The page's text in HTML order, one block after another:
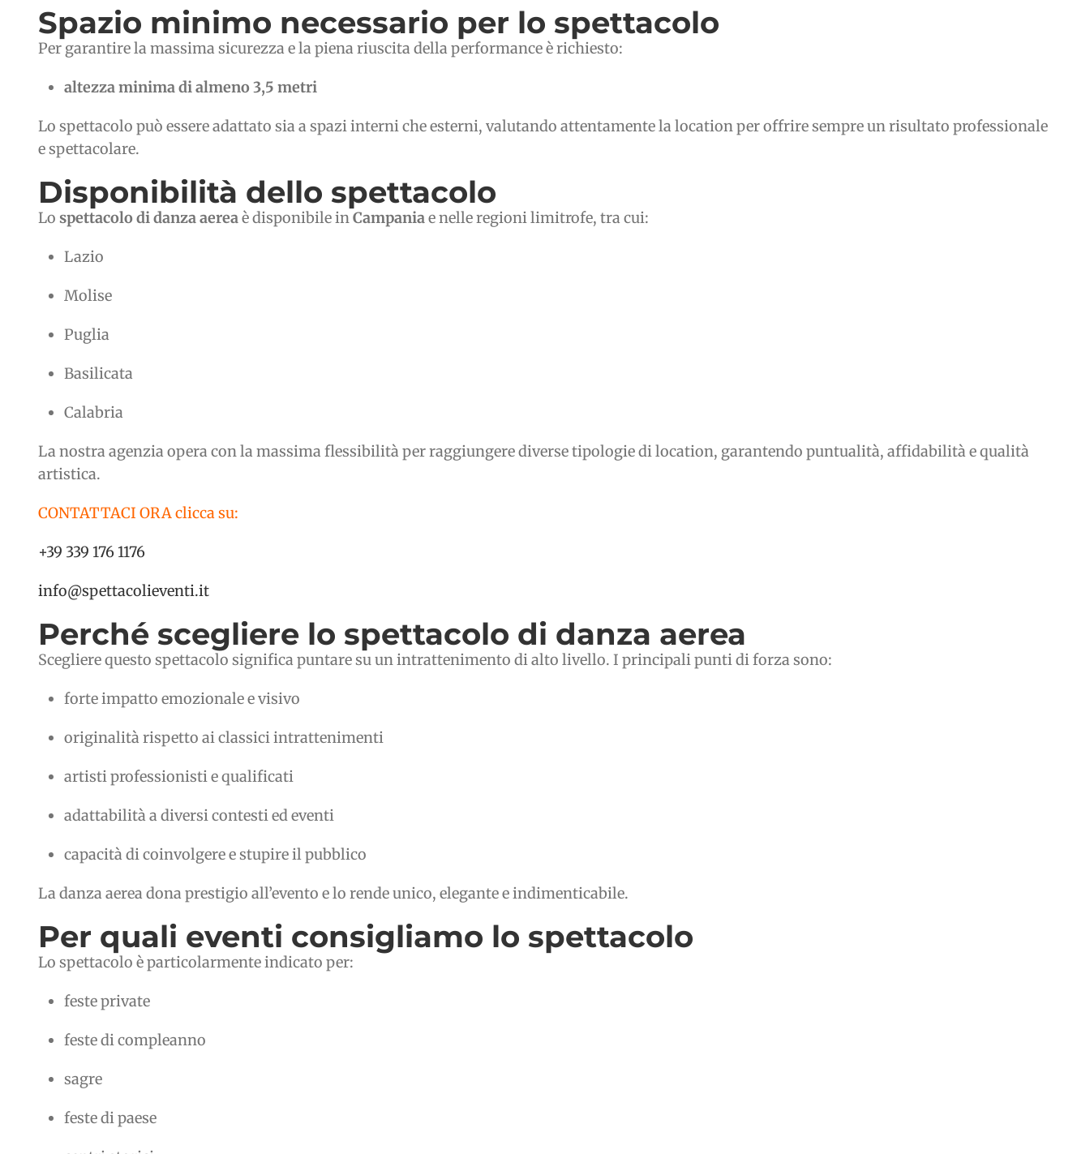
Spazio minimo necessario per lo spettacolo
Per garantire la massima sicurezza e la piena riuscita della performance è richiesto:
altezza minima di almeno 3,5 metri
Lo spettacolo può essere adattato sia a spazi interni che esterni, valutando attentamente la location per offrire sempre un risultato professionale
e spettacolare.
Disponibilità dello spettacolo
Lo spettacolo di danza aereaè disponibile inCampaniae nelle regioni limitrofe, tra cui:
Lazio
Molise
Puglia
Basilicata
Calabria
La nostra agenzia opera con la massima flessibilità per raggiungere diverse tipologie di location, garantendo puntualità, affidabilità e qualità
artistica.
CONTATTACI ORA clicca su:
+39 339 176 1176
info@spettacolieventi.it
Perché scegliere lo spettacolo di danza aerea
Scegliere questo spettacolo significa puntare su un intrattenimento di alto livello. I principali punti di forza sono:
forte impatto emozionale e visivo
originalità rispetto ai classici intrattenimenti
artisti professionisti e qualificati
adattabilità a diversi contesti ed eventi
capacità di coinvolgere e stupire il pubblico
La danza aerea dona prestigio all’evento e lo rende unico, elegante e indimenticabile.
Per quali eventi consigliamo lo spettacolo
Lo spettacolo è particolarmente indicato per:
feste private
feste di compleanno
sagre
feste di paese